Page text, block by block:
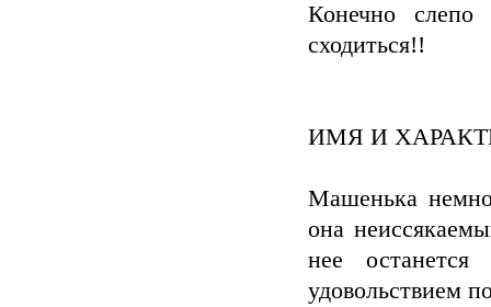
Конечно
сходиться!!
ИМЯ И
Машенька
она
нее
удовольствием